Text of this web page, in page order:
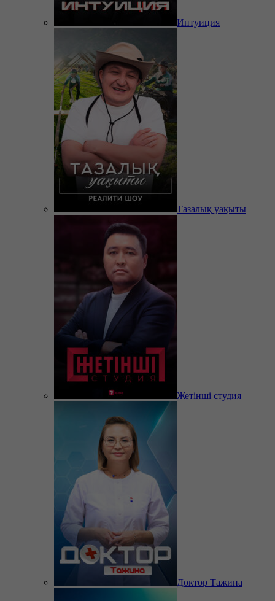
Интуиция
Тазалық уақыты
Жетінші студия
Доктор Тажина